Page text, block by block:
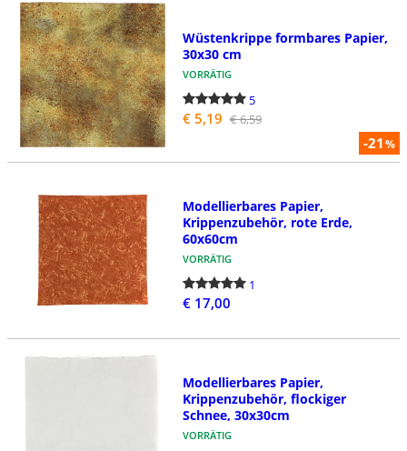
-21%
Wüstenkrippe formbares Papier,
30x30 cm
VORRÄTIG
5
€ 5,19 € 6,59
Modellierbares Papier,
Krippenzubehör, rote Erde,
60x60cm
VORRÄTIG
1
€ 17,00
Modellierbares Papier,
Krippenzubehör, flockiger
Schnee, 30x30cm
VORRÄTIG